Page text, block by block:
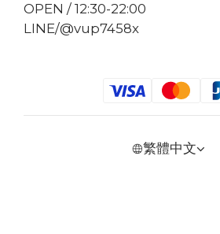
OPEN / 12:30-22:00
LINE/@vup7458x
繁體中文